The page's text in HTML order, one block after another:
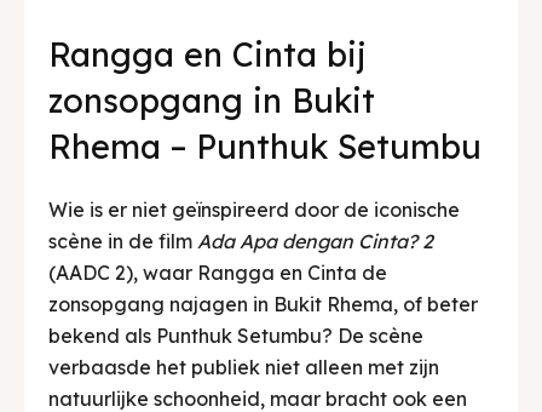
日本語 한국어
Rangga en Cinta bij
zonsopgang in Bukit
Rhema – Punthuk Setumbu
Wie is er niet geïnspireerd door de iconische
scène in de film Ada Apa dengan Cinta? 2
(AADC 2), waar Rangga en Cinta de
zonsopgang najagen in Bukit Rhema, of beter
bekend als Punthuk Setumbu? De scène
verbaasde het publiek niet alleen met zijn
natuurlijke schoonheid, maar bracht ook een